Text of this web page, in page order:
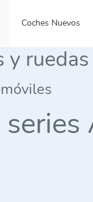
Coches Nuevos
y